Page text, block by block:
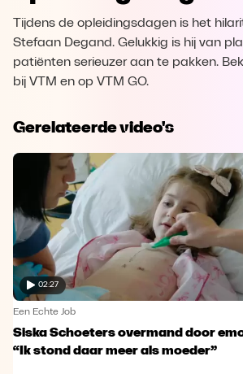
Tijdens de opleidingsdagen is het
Stefaan Degand. Gelukkig is hij van
patiënten serieuzer aan te pakken.
bij VTM en op VTM GO.
Gerelateerde video's
02:27
Een Echte Job
Siska Schoeters overmand door
“Ik stond daar meer als moeder”